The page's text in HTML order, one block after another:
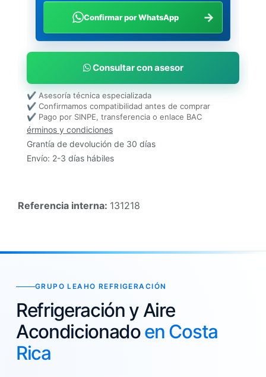
Confirmar por WhatsApp →
Consultar con asesor
✔ Asesoría técnica especializada
✔ Confirmamos compatibilidad antes de comprar
✔ Pago por SINPE, transferencia o enlace BAC
érminos y condiciones
Grantía de devolución de 30 días
Envío: 2-3 días hábiles
Referencia interna: 131218
GRUPO LEAHO REFRIGERACIÓN
Refrigeración y Aire
Acondicionadoen Costa
Rica